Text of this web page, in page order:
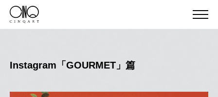
Instagram「GOURMET」篇